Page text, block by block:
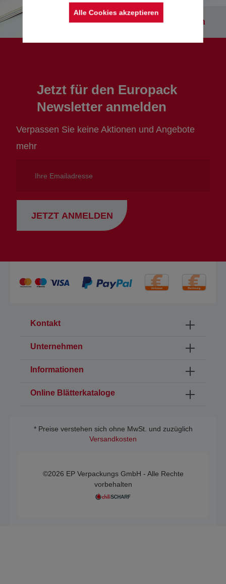
Kataloge entdecken
Jetzt für den Europack
Newsletter anmelden
Verpassen Sie keine Aktionen und Angebote
mehr
Emailadresse
JETZT ANMELDEN
Kontakt
Unternehmen
Informationen
Online Blätterkataloge
* Preise verstehen sich ohne MwSt. und zuzüglich
Versandkosten
©2026 EP Verpackungs GmbH - Alle Rechte
vorbehalten
Alle Cookies akzeptieren